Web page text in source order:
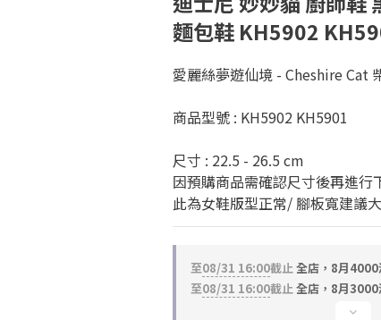
麵包鞋 KH5902
愛麗絲夢遊仙境 - Cheshire Cat
商品型號 : KH5902 KH5901
尺寸 : 22.5 - 26.5 cm
因預購商品需確認尺寸後再進行
此為女鞋版型正常/ 腳板寬建議
至08/31 16:00截止全店，8月4000
至08/31 16:00截止全店，8月3000